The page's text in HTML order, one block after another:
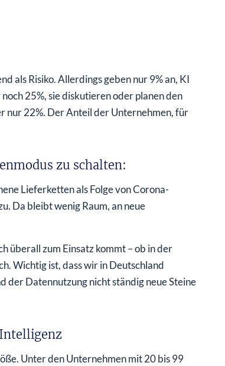
als Risiko. Allerdings geben nur 9% an, KI
25%, sie diskutieren oder planen den
nur 22%. Der Anteil der Unternehmen, für
zu schalten:
Lieferketten als Folge von Corona-
Da bleibt wenig Raum, an neue
überall zum Einsatz kommt – ob in der
Wichtig ist, dass wir in Deutschland
der Datennutzung nicht ständig neue Steine
Unter den Unternehmen mit 20 bis 99